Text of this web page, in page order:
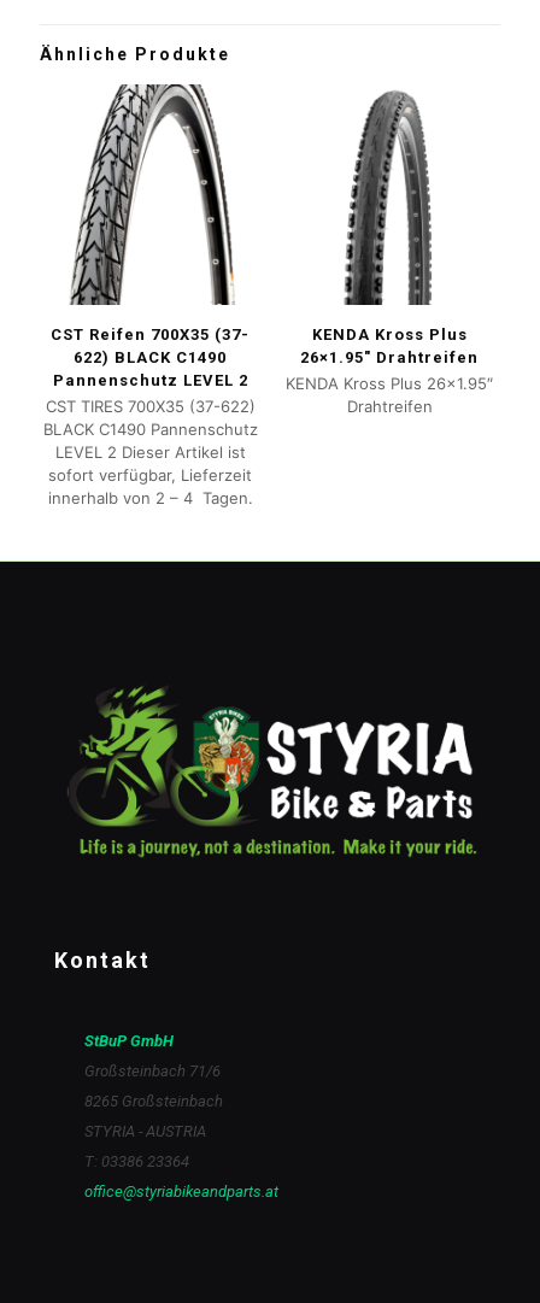
Ähnliche Produkte
CST Reifen 700X35 (37-
622) BLACK C1490
Pannenschutz LEVEL 2
CST TIRES 700X35 (37-622)
BLACK C1490 Pannenschutz
LEVEL 2 Dieser Artikel ist
sofort verfügbar, Lieferzeit
innerhalb von 2 – 4 Tagen.
KENDA Kross Plus
26×1.95″ Drahtreifen
KENDA Kross Plus 26×1.95″
Drahtreifen
Kontakt
StBuP GmbH
Großsteinbach 71/6
8265 Großsteinbach
STYRIA - AUSTRIA
T: 03386 23364
office@styriabikeandparts.at